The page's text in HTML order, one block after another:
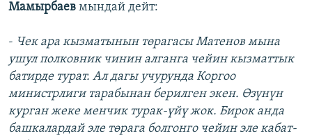
Мамырбаев мындай дейт:
- Чек ара кызматынын төрагасы Матенов мына
ушул полковник чинин алганга чейин кызматтык
батирде турат. Ал дагы учурунда Коргоо
министрлиги тарабынан берилген экен. Өзүнүн
курган жеке менчик турак-үйү жок. Бирок анда
башкалардай эле төрага болгонго чейин эле кабат-